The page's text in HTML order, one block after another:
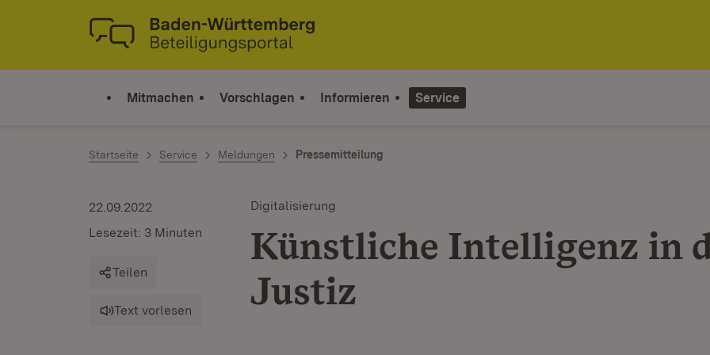
Zum Inhalt springen
Link zur Startseite
Mitmachen Vorschlagen Informieren Service
Startseite Service Meldungen Pressemitteilung
Digitalisierung
Künstliche Intelligenz in
Justiz
22.09.2022
Lesezeit: 3 Minuten
Teilen
Text vorlesen